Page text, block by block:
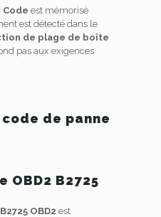
Code est mémorisé
est détecté dans le
de plage de boîte
pas aux exigences
de panne
OBD2 B2725
OBD2 est